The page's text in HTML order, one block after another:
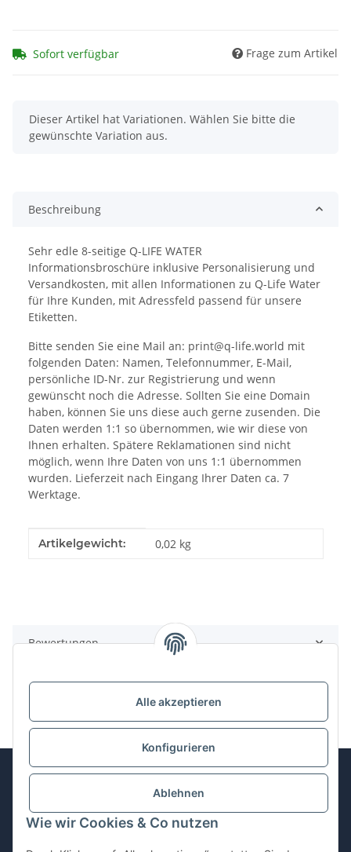
Alle akzeptieren
Konfigurieren
Ablehnen
Wie wir Cookies & Co nutzen
Sofort verfügbar Frage zum Artikel
x
Dieser Artikel hat Variationen. Wählen Sie bitte die
gewünschte Variation aus.
Beschreibung
Sehr edle 8-seitige Q-LIFE WATER
Informationsbroschüre inklusive Personalisierung und
Versandkosten, mit allen Informationen zu Q-Life Water
für Ihre Kunden, mit Adressfeld passend für unsere
Etiketten.
Bitte senden Sie eine Mail an: print@q-life.world mit
folgenden Daten: Namen, Telefonnummer, E-Mail,
persönliche ID-Nr. zur Registrierung und wenn
gewünscht noch die Adresse. Sollten Sie eine Domain
haben, können Sie uns diese auch gerne zusenden. Die
Daten werden 1:1 so übernommen, wie wir diese von
Ihnen erhalten. Spätere Reklamationen sind nicht
möglich, wenn Ihre Daten von uns 1:1 übernommen
wurden. Lieferzeit nach Eingang Ihrer Daten ca. 7
Werktage.
Produkteigenschaft
Wert
Artikelgewicht: 0,02 kg
Bewertungen
Informationen